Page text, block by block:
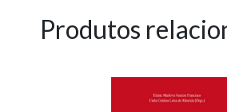
Produtos